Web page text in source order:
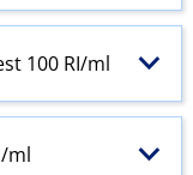
100 RI​/​ml
​ml